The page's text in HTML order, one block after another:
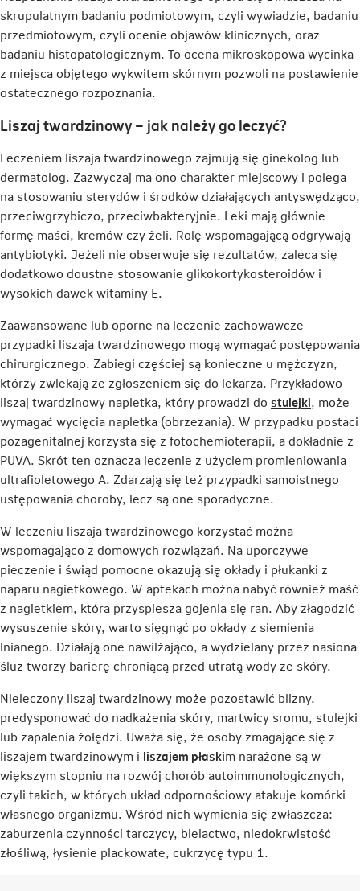
skrupulatnym badaniu podmiotowym, czyli wywiadzie, badaniu
przedmiotowym, czyli ocenie objawów klinicznych, oraz
badaniu histopatologicznym. To ocena mikroskopowa wycinka
z miejsca objętego wykwitem skórnym pozwoli na postawienie
ostatecznego rozpoznania.
Liszaj twardzinowy – jak należy go leczyć?
Leczeniem liszaja twardzinowego zajmują się ginekolog lub
dermatolog. Zazwyczaj ma ono charakter miejscowy i polega
na stosowaniu sterydów i środków działających antyswędząco,
przeciwgrzybiczo, przeciwbakteryjnie. Leki mają głównie
formę maści, kremów czy żeli. Rolę wspomagającą odgrywają
antybiotyki. Jeżeli nie obserwuje się rezultatów, zaleca się
dodatkowo doustne stosowanie glikokortykosteroidów i
wysokich dawek witaminy E.
Zaawansowane lub oporne na leczenie zachowawcze
przypadki liszaja twardzinowego mogą wymagać postępowania
chirurgicznego. Zabiegi częściej są konieczne u mężczyzn,
którzy zwlekają ze zgłoszeniem się do lekarza. Przykładowo
liszaj twardzinowy napletka, który prowadzi do stulejki Link
otwiera
się
w
nowej
, może
wymagać wycięcia napletka (obrzezania). W przypadku postaci
pozagenitalnej korzysta się z fotochemioterapii, a dokładnie z
PUVA. Skrót ten oznacza leczenie z użyciem promieniowania
ultrafioletowego A. Zdarzają się też przypadki samoistnego
ustępowania choroby, lecz są one sporadyczne.
W leczeniu liszaja twardzinowego korzystać można
wspomagająco z domowych rozwiązań. Na uporczywe
pieczenie i świąd pomocne okazują się okłady i płukanki z
naparu nagietkowego. W aptekach można nabyć również maść
z nagietkiem, która przyspiesza gojenia się ran. Aby złagodzić
wysuszenie skóry, warto sięgnąć po okłady z siemienia
lnianego. Działają one nawilżająco, a wydzielany przez nasiona
śluz tworzy barierę chroniącą przed utratą wody ze skóry.
Nieleczony liszaj twardzinowy może pozostawić blizny,
predysponować do nadkażenia skóry, martwicy sromu, stulejki
lub zapalenia żołędzi. Uważa się, że osoby zmagające się z
liszajem twardzinowym i liszajem płaskiLink
otwiera
się
w
nowej
karcie
m narażone są w
większym stopniu na rozwój chorób autoimmunologicznych,
czyli takich, w których układ odpornościowy atakuje komórki
własnego organizmu. Wśród nich wymienia się zwłaszcza:
zaburzenia czynności tarczycy, bielactwo, niedokrwistość
złośliwą, łysienie plackowate, cukrzycę typu 1.